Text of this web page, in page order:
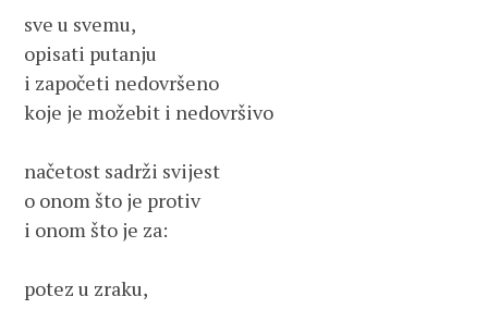
sve u svemu,
opisati putanju
i započeti nedovršeno
koje je možebit i nedovršivo
načetost sadrži svijest
o onom što je protiv
i onom što je za:
potez u zraku,